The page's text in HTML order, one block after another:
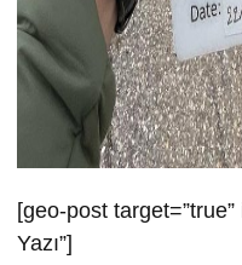
[geo-post
Yazı”]